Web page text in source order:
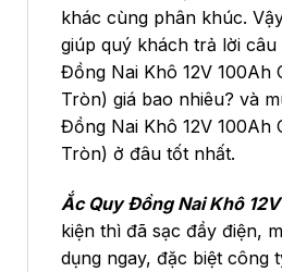
khác cùng phân khúc.
giúp quý khách trả lời
Đồng Nai Khô 12V 100Ah
Tròn) giá bao nhiêu? và
Đồng Nai Khô 12V 100Ah
Tròn) ở đâu tốt nhất.
Ắc Quy Đồng Nai Khô
kiện thì đã sạc đầy điện,
dụng ngay, đặc biệt công